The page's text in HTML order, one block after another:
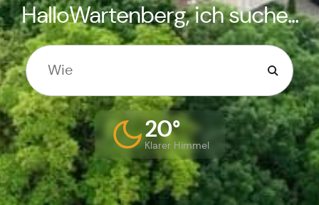
HalloWartenberg, ich suche...
20°
Klarer Himmel